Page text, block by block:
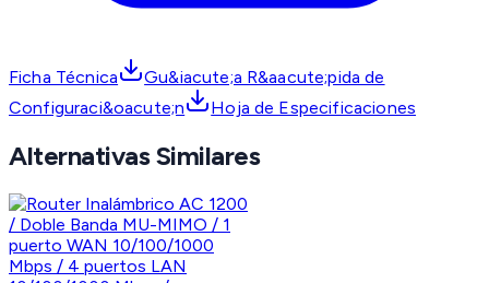
Ficha Técnica
Gu&iacute;a R&aacute;pida de
Configuraci&oacute;n
Hoja de Especificaciones
Alternativas Similares